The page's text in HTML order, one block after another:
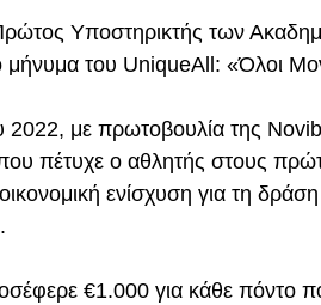
Υποστηρικτής των
μήνυμα του UniqueAll: «Όλοι
2022, με πρωτοβουλία της
πέτυχε ο αθλητής στους
ενίσχυση για τη
€1.000 για κάθε πόντο